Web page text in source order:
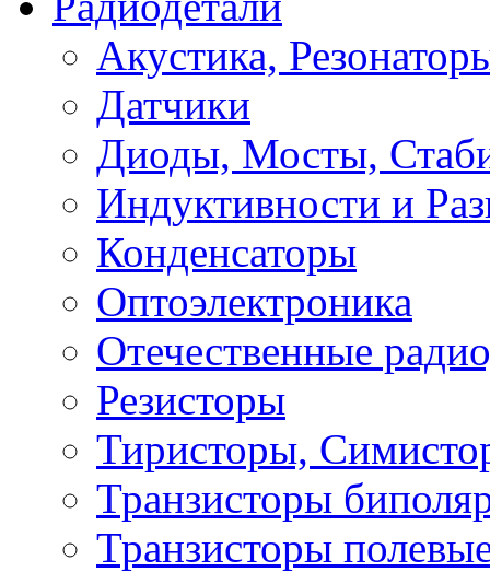
Акустика,
Датчики
Диоды, Мосты,
Индуктивности и
Конденсаторы
Оптоэлектроника
Отечественные
Резисторы
Тиристоры,
Транзисторы
Транзисторы